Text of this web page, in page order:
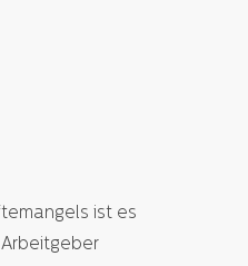
ist es